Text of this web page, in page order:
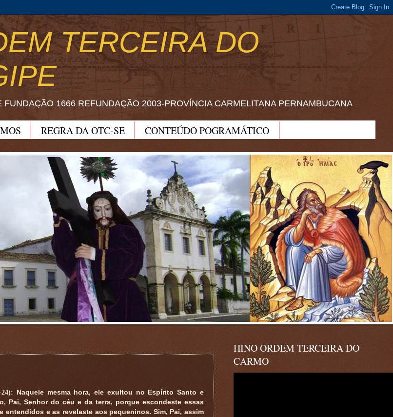
TERCEIRA DO
1666 REFUNDAÇÃO 2003-PROVÍNCIA CARMELITANA PERNAMBUCANA
REGRA DA OTC-SE
CONTEÚDO POGRAMÁTICO
24):
Naquele mesma hora, ele exultou no Espírito Santo e
Pai, Senhor do céu e da terra, porque escondeste essas
entendidos e as revelaste aos pequeninos. Sim, Pai, assim
HINO ORDEM TERCEIRA DO
CARMO